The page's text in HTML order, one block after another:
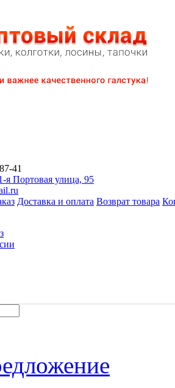
41
я Портовая улица, 95
Доставка и оплата Возврат товара